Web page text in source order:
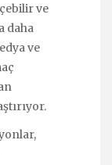
ve
daha
ve